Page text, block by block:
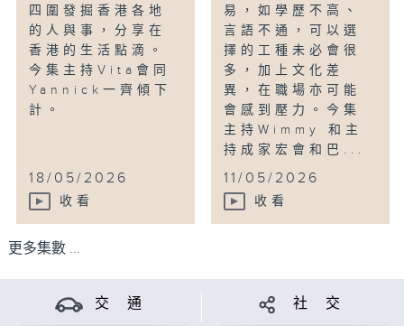
四圍發掘香港各地
的人與事，分享在
香港的生活點滴。
今集主持Vita會同
Yannick一齊傾下
計。
18/05/2026
收看
易，如學歷不高、
言語不通，可以選
擇的工種未必會很
多，加上文化差
異，在職場亦可能
會感到壓力。今集
主持Wimmy 和主
持成家宏會和巴...
11/05/2026
收看
更多集數 ...
交 通 社 交